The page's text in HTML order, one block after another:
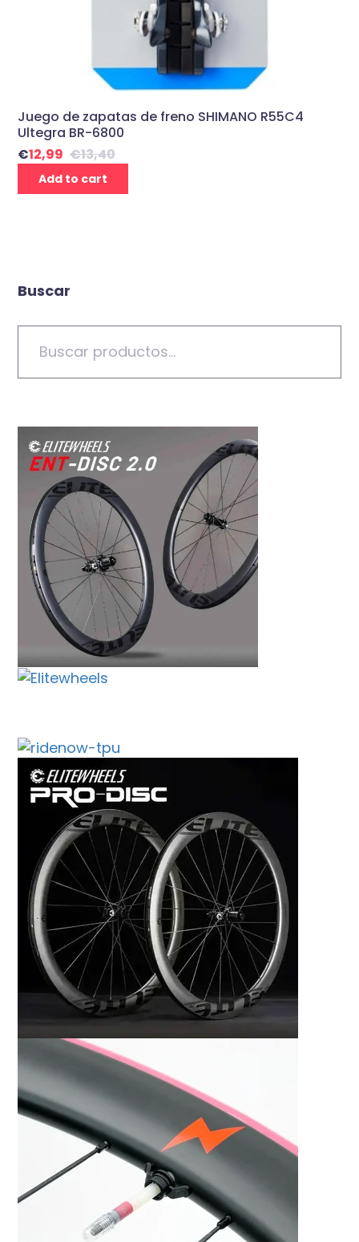
Juego de zapatas de freno SHIMANO R55C4
Ultegra BR-6800
€13,40
€12,99
Add to cart
Buscar